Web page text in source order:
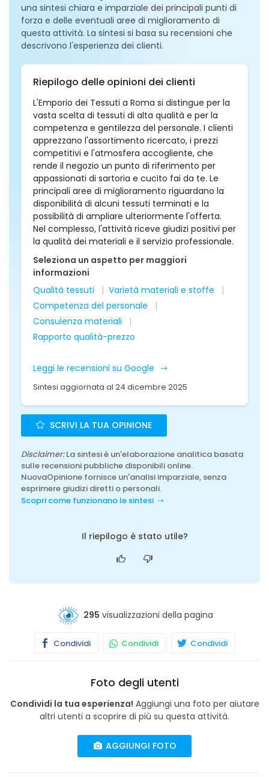
una sintesi chiara e imparziale dei principali punti di
forza e delle eventuali aree di miglioramento di
questa attività. La sintesi si basa su recensioni che
descrivono l'esperienza dei clienti.
Riepilogo delle opinioni dei clienti
L'Emporio dei Tessuti a Roma si distingue per la
vasta scelta di tessuti di alta qualità e per la
competenza e gentilezza del personale. I clienti
apprezzano l'assortimento ricercato, i prezzi
competitivi e l'atmosfera accogliente, che
rende il negozio un punto di riferimento per
appassionati di sartoria e cucito fai da te. Le
principali aree di miglioramento riguardano la
disponibilità di alcuni tessuti terminati e la
possibilità di ampliare ulteriormente l'offerta.
Nel complesso, l'attività riceve giudizi positivi per
la qualità dei materiali e il servizio professionale.
Seleziona un aspetto per maggiori
informazioni
Qualità tessuti
Varietà materiali e stoffe
Competenza del personale
Consulenza materiali
Rapporto qualità-prezzo
Leggi le recensioni su Google
Sintesi aggiornata al 24 dicembre 2025
SCRIVI LA TUA OPINIONE
Disclaimer:La sintesi è un'elaborazione analitica basata
sulle recensioni pubbliche disponibili online.
NuovaOpinione fornisce un'analisi imparziale, senza
esprimere giudizi diretti o personali.
Scopri come funzionano le sintesi
Il riepilogo è stato utile?
295 visualizzazioni della pagina
Condividi Condividi Condividi
Foto degli utenti
Condividi la tua esperienza! Aggiungi una foto per aiutare
altri utenti a scoprire di più su questa attività.
AGGIUNGI FOTO